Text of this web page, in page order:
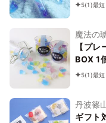
5(1)最
魔法の
【プ
BOX 1
5(1)最
丹波篠
ギフト